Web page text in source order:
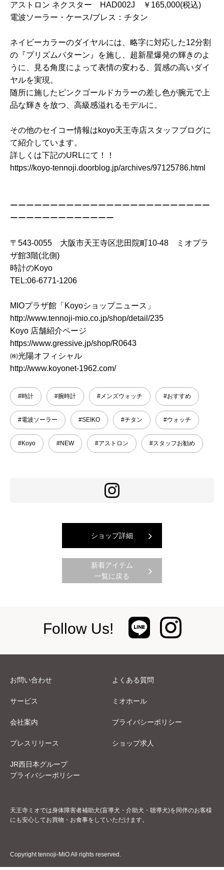
アストロン ネクスター HAD002J ￥165,000(税込)
電波ソーラー・ケース/ブレス：チタン
ネイビーカラーのダイヤルには、略字に対応した12分割
の『プリズムパターン』を施し、超新星爆発の輝きのよ
うに、見る角度によって表情の変わる、質感の高いダイ
ヤルを実現。
随所に施したピンクゴールドカラーの差し色が腕元で上
品な輝きを放つ、高級感溢れるモデルに。
その他のセイコー情報はkoyo天王寺店スタッフブログに
て紹介しています。
詳しくは下記のURLにて！！
https://koyo-tennoji.doorblog.jp/archives/97125786.html
ーーーーーーーーーーーーーーーーーーーーーーーーー
ーーーーーーーーーーーーー
〒543-0055 大阪市天王寺区悲田院町10-48 ミオプラ
ザ館3階(北側)
時計のKoyo
TEL:06-6771-1206
MIOプラザ館「Koyoショップニュース」
http://www.tennoji-mio.co.jp/shop/detail/235
Koyo 店舗紹介ページ
https://www.gressive.jp/shop/R0643
㈱光陽オフィシャル
http://www.koyonet-1962.com/
#時計 #腕時計 #メンズウォッチ #おすすめ
#電波ソーラー #SEIKO #チタン #ウォッチ
#Koyo #NEW #アストロン #スタッフお勧め
ショップ詳細
新着アイテム
一覧に戻る
Follow Us!
お問い合わせ よくある質問
サービス ミオホール
会社案内 プライバシーポリシー
プレスリリース ショップ求人
JR西日本グループ
プライバシーポリシー
天王寺ミオでは身体障害者補助犬(盲導犬・介助犬・聴導犬)を同伴のお客様
にも安心してお買物・お食事をしていただけます。
Copyright tennoji-MiO All rights reserved.